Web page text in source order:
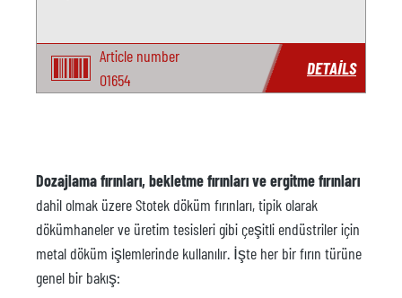
Article number
O1654
DETAILS
Dozajlama fırınları, bekletme fırınları ve ergitme fırınları
dahil olmak üzere Stotek döküm fırınları, tipik olarak
dökümhaneler ve üretim tesisleri gibi çeşitli endüstriler için
metal döküm işlemlerinde kullanılır. İşte her bir fırın türüne
genel bir bakış: